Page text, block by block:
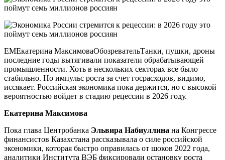
ЕМЕкатерина МаксимоваОбозревательТанки, пушки, дроны
последние годы вытягивали показатели обрабатывающей
промышленности. Хоть в нескольких секторах все было
стабильно. Но импульс роста за счет госрасходов, видимо,
иссякает. Российская экономика пока держится, но с высокой
вероятностью войдет в стадию рецессии в 2026 году.
Екатерина Максимова
Пока глава Центробанка Эльвира Набиуллина на Конгрессе
финансистов Казахстана рассказывала о силе российской
экономики, которая быстро оправилась от шоков 2022 года,
аналитики Института ВЭБ фиксировали остановку роста